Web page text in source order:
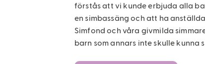
förstås att vi kunde erbjuda alla
en simbassäng och att ha
Simfond och våra givmilda
barn som annars inte skulle kunna